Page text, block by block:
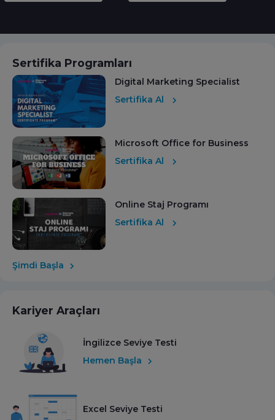
Sertifika Programları
Digital Marketing Specialist
Sertifika Al
Microsoft Office for Business
Sertifika Al
Online Staj Programı
Sertifika Al
Şimdi Başla
Kariyer Araçları
İngilizce Seviye Testi
Hemen Başla
Excel Seviye Testi